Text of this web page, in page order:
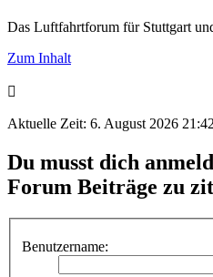
Das Luftfahrtforum für Stuttgart
Zum Inhalt
Aktuelle Zeit: 6. August 2026 21:42
Du musst dich
Forum Beiträge zu
Benutzername: